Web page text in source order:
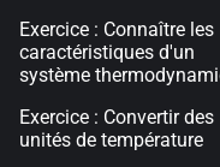
Exercice : Connaître les
caractéristiques d'un
système
Exercice : Convertir des
unités de température